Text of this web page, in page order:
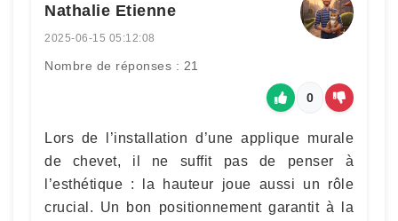
Nathalie Etienne
2025-06-15 05:12:08
Nombre de réponses : 21
0
Lors de l’installation d’une applique murale
de chevet, il ne suffit pas de penser à
l’esthétique : la hauteur joue aussi un rôle
crucial. Un bon positionnement garantit à la